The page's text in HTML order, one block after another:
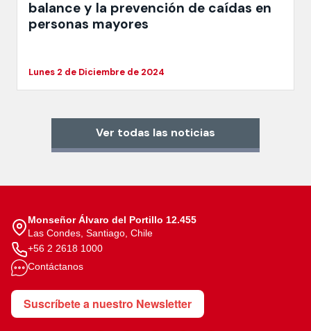
balance y la prevención de caídas en
personas mayores
Lunes 2 de Diciembre de 2024
Ver todas las noticias
Monseñor Álvaro del Portillo 12.455
Las Condes, Santiago, Chile
+56 2 2618 1000
Contáctanos
Suscríbete a nuestro Newsletter